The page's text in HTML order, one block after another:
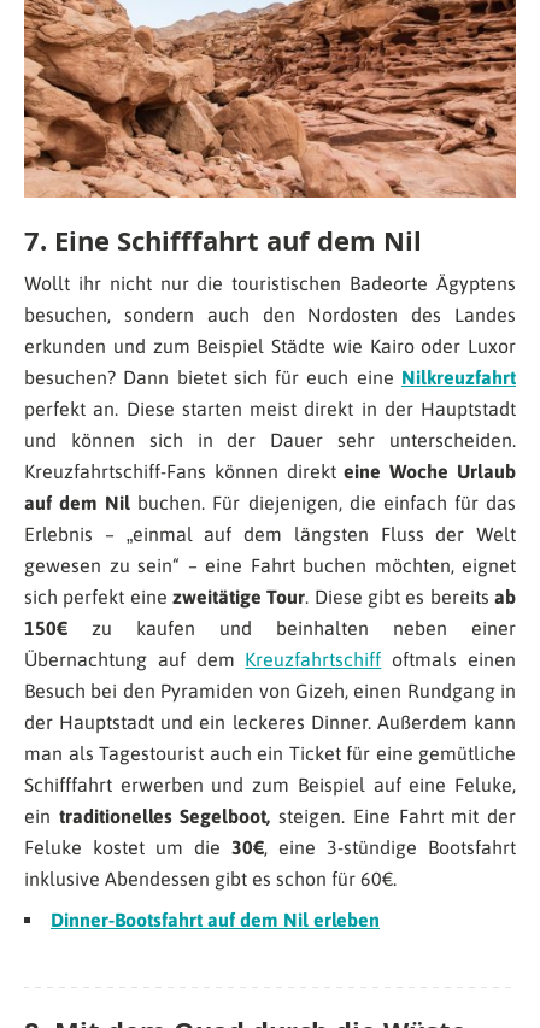
7. Eine Schifffahrt auf dem Nil
Wollt ihr nicht nur die touristischen Badeorte Ägyptens
besuchen, sondern auch den Nordosten des Landes
erkunden und zum Beispiel Städte wie Kairo oder Luxor
besuchen? Dann bietet sich für euch eine Nilkreuzfahrt
perfekt an. Diese starten meist direkt in der Hauptstadt
und können sich in der Dauer sehr unterscheiden.
Kreuzfahrtschiff-Fans können direkteine Woche Urlaub
auf dem Nil buchen. Für diejenigen, die einfach für das
Erlebnis – „einmal auf dem längsten Fluss der Welt
gewesen zu sein“ – eine Fahrt buchen möchten, eignet
sich perfekt eine zweitätige Tour. Diese gibt es bereitsab
150€ zu kaufen und beinhalten neben einer
Übernachtung auf dem Kreuzfahrtschiff oftmals einen
Besuch bei den Pyramiden von Gizeh, einen Rundgang in
der Hauptstadt und ein leckeres Dinner. Außerdem kann
man als Tagestourist auch ein Ticket für eine gemütliche
Schifffahrt erwerben und zum Beispiel auf eine Feluke,
ein traditionelles Segelboot, steigen. Eine Fahrt mit der
Feluke kostet um die 30€, eine 3-stündige Bootsfahrt
inklusive Abendessen gibt es schon für 60€.
Dinner-Bootsfahrt auf dem Nil erleben